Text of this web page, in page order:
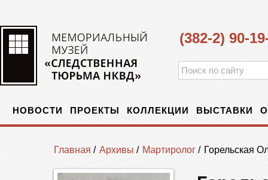
(382-2) 90-
НОВОСТИ ПРОЕКТЫ КОЛЛЕКЦИИ ВЫСТАВКИ
Главная / Архивы / Мартиролог / Горельская